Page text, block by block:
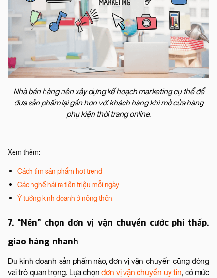
Nhà bán hàng nên xây dựng kế hoạch marketing cụ thể để
đưa sản phẩm lại gần hơn với khách hàng khi mở cửa hàng
phụ kiện thời trang online.
Xem thêm:
Cách tìm sản phẩm hot trend
Các nghề hái ra tiền triệu mỗi ngày
Ý tưởng kinh doanh ở nông thôn
7. “Nên” chọn đơn vị vận chuyển cước phí thấp,
giao hàng nhanh
Dù kinh doanh sản phẩm nào, đơn vị vận chuyển cũng đóng
vai trò quan trọng. Lựa chọnđơn vị vận chuyển uy tín, có mức